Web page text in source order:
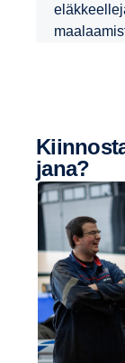
Kiinnos­taako Scania työnan­ta­
jana?